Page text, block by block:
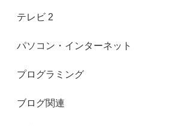
テレビ 2
パソコン・インターネット
プログラミング
ブログ関連